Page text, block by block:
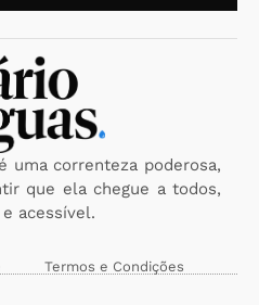
uma correnteza poderosa,
que ela chegue a todos,
acessível.
Termos e Condições